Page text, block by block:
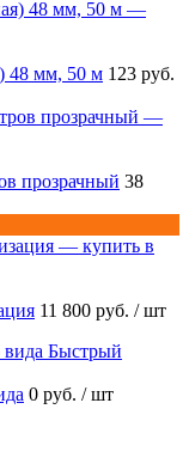
48 мм, 50 м 123 руб.
прозрачный 38
11 800 руб. / шт
Быстрый
0 руб. / шт